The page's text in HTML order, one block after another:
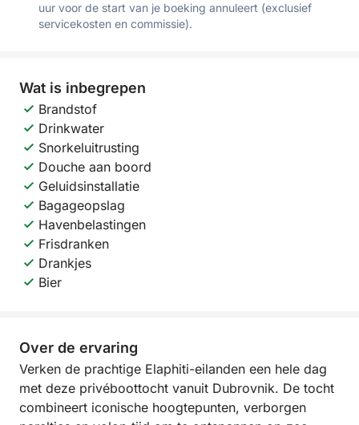
uur voor de start van je boeking annuleert (exclusief
servicekosten en commissie).
Wat is inbegrepen
Brandstof
Drinkwater
Snorkeluitrusting
Douche aan boord
Geluidsinstallatie
Bagageopslag
Havenbelastingen
Frisdranken
Drankjes
Bier
Over de ervaring
Verken de prachtige Elaphiti-eilanden een hele dag
met deze privéboottocht vanuit Dubrovnik. De tocht
combineert iconische hoogtepunten, verborgen